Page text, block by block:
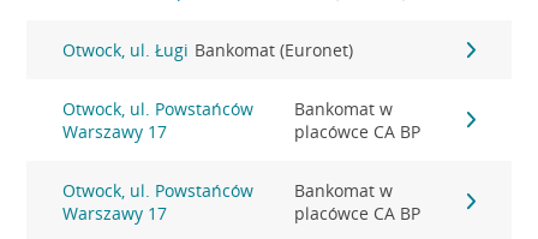
Otwock, ul. Ługi Bankomat (Euronet)
Otwock, ul. Powstańców
Warszawy 17
Bankomat w
placówce CA BP
Otwock, ul. Powstańców
Warszawy 17
Bankomat w
placówce CA BP